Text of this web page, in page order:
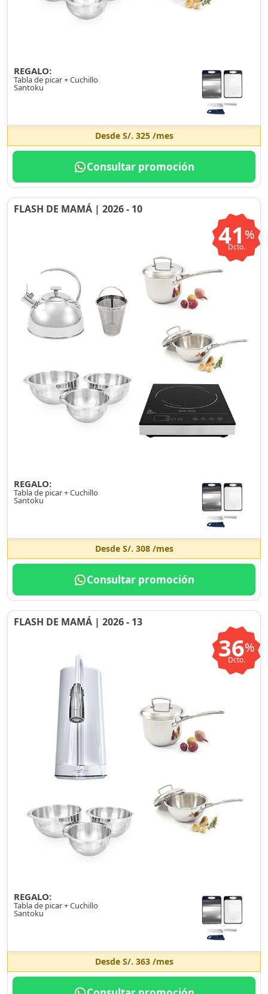
REGALO:
Tabla de picar + Cuchillo
Santoku
Desde S/. 325/mes
Consultar promoción
FLASH DE MAMÁ | 2026 - 10
41 %
Dcto.
REGALO:
Tabla de picar + Cuchillo
Santoku
Desde S/. 308/mes
Consultar promoción
FLASH DE MAMÁ | 2026 - 13
36%
Dcto.
REGALO:
Tabla de picar + Cuchillo
Santoku
Desde S/. 363/mes